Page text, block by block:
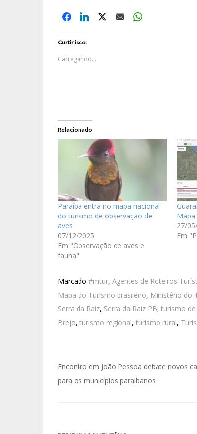
Curtir isso:
Carregando...
Relacionado
Paraíba entra no mapa nacional
do turismo de observação de
aves
07/12/2025
Em "Observação de aves e
fauna"
27/
Em
Marcado #mtur, Agentes de Roteiros
Mapa do Turismo brasileiro, Ministério do
Serra da Raiz, Serra da Raiz PB, turismo de
Brejo, turismo regional, turismo rural,
Encontro em João Pessoa debate novos
para os municípios paraibanos